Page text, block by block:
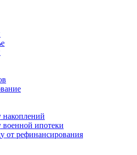
накоплений
военной ипотеки
от рефинансирования